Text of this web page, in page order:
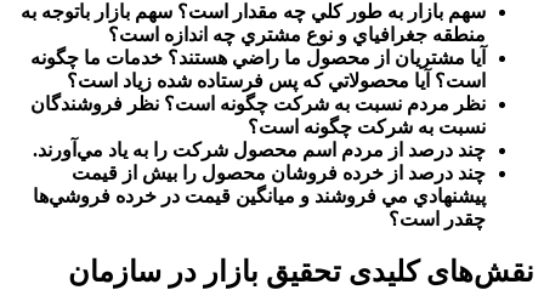
سهم بازار به طور كلي چه مقدار است؟ سهم بازار باتوجه به
منطقه جغرافياي و نوع مشتري چه اندازه است؟
آيا مشتريان از محصول ما راضي هستند؟ خدمات ما چگونه
است؟ آيا محصولاتي كه پس فرستاده شده زياد است؟
نظر مردم نسبت به شركت چگونه است؟ نظر فروشندگان
نسبت به شركت چگونه است؟
چند درصد از مردم اسم محصول شركت را به ياد مي‌آورند.
چند درصد از خرده فروشان محصول را بيش از قيمت
پيشنهادي مي فروشند و ميانگين قيمت در خرده فروشي‌ها
چقدر است؟
نقش‌های کلیدی تحقیق بازار در سازمان